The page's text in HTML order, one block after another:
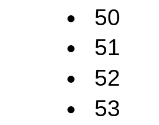
50
51
52
53